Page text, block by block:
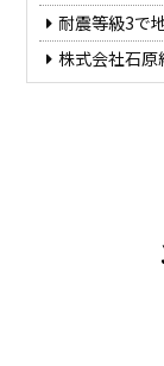
耐震等級3で
株式会社石原